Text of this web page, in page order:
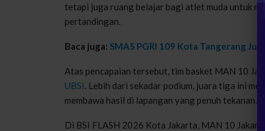
tetapi juga ruang belajar bagi atlet muda untuk
pertandingan.
Baca juga: SMAS PGRI 109 Kota Tangerang
Atas pencapaian tersebut, tim basket MAN 10
UBSI. Lebih dari sekadar podium, juara tiga ini
membawa hasil di lapangan yang penuh tekanan.
Di BSI FLASH 2026 Kota Jakarta, MAN 10